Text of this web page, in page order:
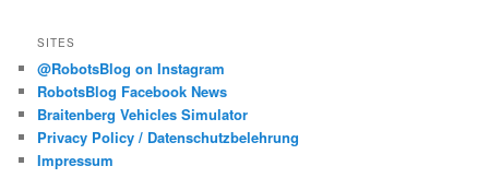
SITES
@RobotsBlog on Instagram
RobotsBlog Facebook News
Braitenberg Vehicles Simulator
Privacy Policy / Datenschutzbelehrung
Impressum